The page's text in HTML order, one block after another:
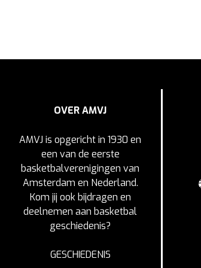
OVER AMVJ
AMVJ is opgericht in 1930 en
een van de eerste
basketbalverenigingen van
Amsterdam en Nederland.
Kom jij ook bijdragen en
deelnemen aan basketbal
geschiedenis?
GESCHIEDENIS